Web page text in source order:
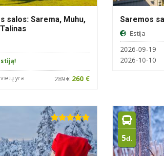
salos: Sarema, Muhu,
vietų yra 289 € 260 €
Saremos
Estija
2026-09-19
2026-10-10
5d.